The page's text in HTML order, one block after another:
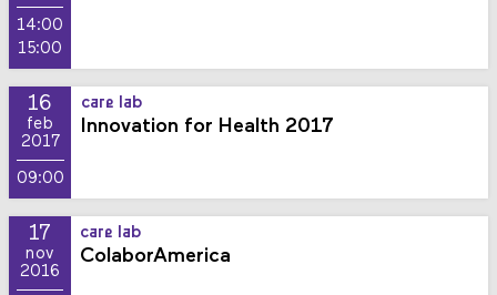
14:00
15:00
16
feb
2017
09:00
care lab
Innovation for Health 2017
17
nov
2016
care lab
ColaborAmerica